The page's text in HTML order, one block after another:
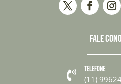
FALE
 TELEFONE
(11)